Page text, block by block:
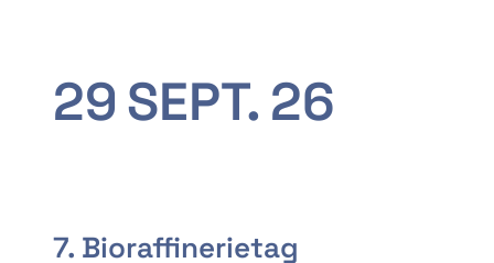
29SEPT. 26
7. Bioraffinerietag